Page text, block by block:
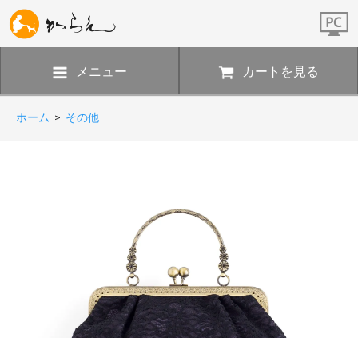
メニュー カートを見る
ホーム > その他